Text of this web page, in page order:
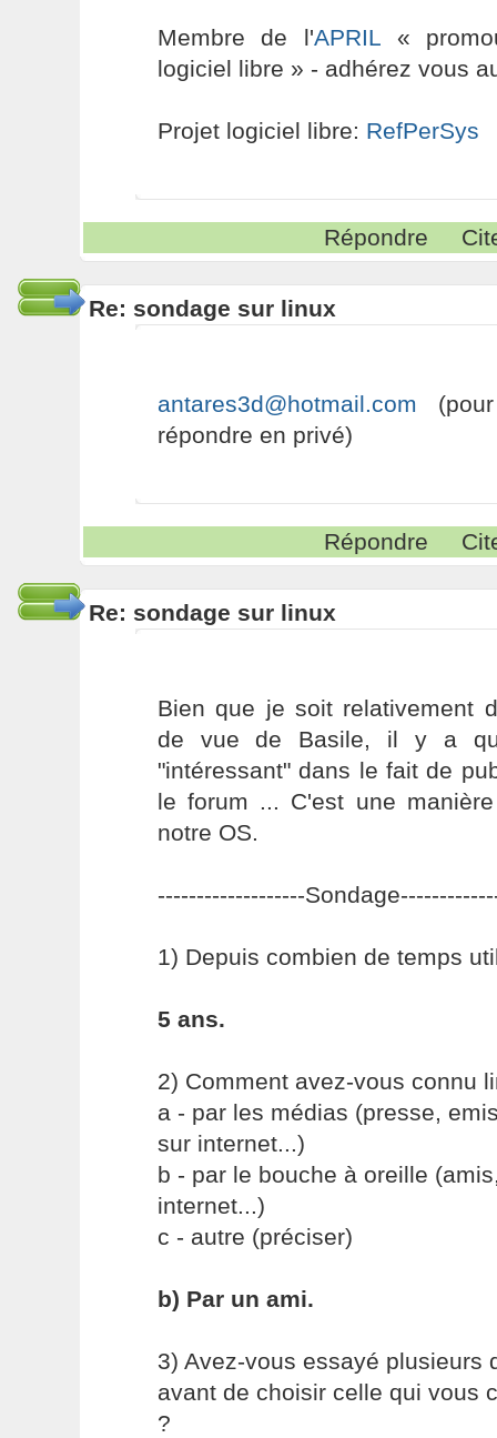
Membre de l'APRIL «
logiciel libre » - adhérez vous
Projet logiciel libre: RefPerSys
Répondre
Re: sondage sur linux
antares3d@hotmail.com
répondre en privé)
Répondre
Re: sondage sur linux
Bien que je soit relativement
de vue de Basile, il y a
"intéressant" dans le fait de
le forum ... C'est une
notre OS.
-------------------
1) Depuis combien de temps
5 ans.
2) Comment avez-vous connu
a - par les médias (presse,
sur internet...)
b - par le bouche à oreille
internet...)
c - autre (préciser)
b) Par un ami.
3) Avez-vous essayé plusieurs
avant de choisir celle qui vous
?